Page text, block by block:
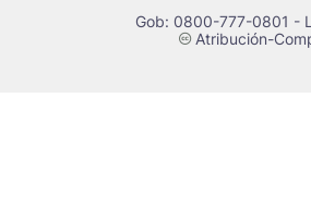
Gob: 0800-777-0801 -
cAtribución-